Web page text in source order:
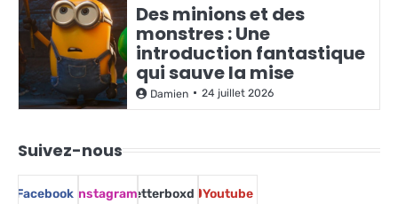
Des minions et des
monstres : Une
introduction fantastique
qui sauve la mise
Damien 24 juillet 2026
Suivez-nous
Facebook InstagramLetterboxd Youtube